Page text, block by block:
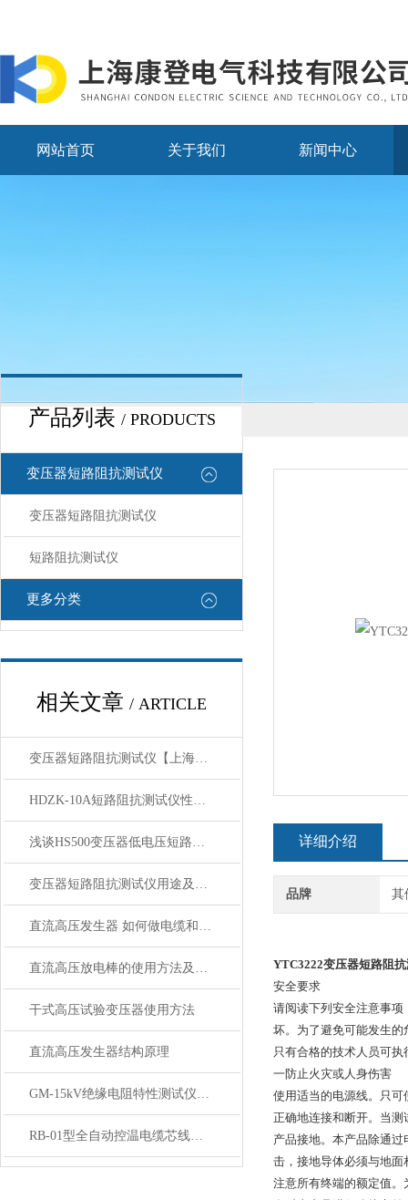
网站首页 关于我们 新闻中心
产品列表 / PRODUCTS
变压器短路阻抗测试仪
变压器短路阻抗测试仪
短路阻抗测试仪
更多分类
相关文章 / ARTICLE
变压器短路阻抗测试仪【上海康登电气】产品概述
HDZK-10A短路阻抗测试仪性能使用方法
浅谈HS500变压器低电压短路阻抗测试仪技术参数优点
变压器短路阻抗测试仪用途及特点
直流高压发生器 如何做电缆和氧化锌避雷器试验
直流高压放电棒的使用方法及注意事项
干式高压试验变压器使用方法
直流高压发生器结构原理
GM-15kV绝缘电阻特性测试仪具有下列特点
RB-01型全自动控温电缆芯线热补机 技术讲解
详细介绍
品牌 其
YTC3222变压器短路阻
安全要求
请阅读下列安全注意事
坏。为了避免可能发生
只有合格的技术人员可执
一防止火灾或人身伤害
使用适当的电源线。只
正确地连接和断开。当
产品接地。本产品除通
击，接地导体必须与地
注意所有终端的额定值